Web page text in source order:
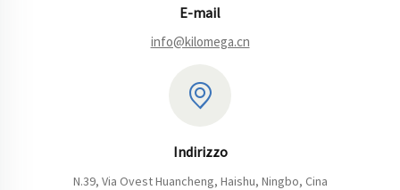
E-mail
info@kilomega.cn
Indirizzo
N.39, Via Ovest Huancheng, Haishu, Ningbo, Cina